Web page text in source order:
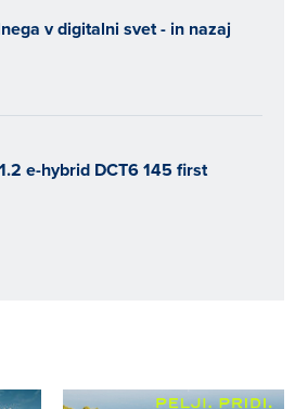
v digitalni svet - in nazaj
e-hybrid DCT6 145 first